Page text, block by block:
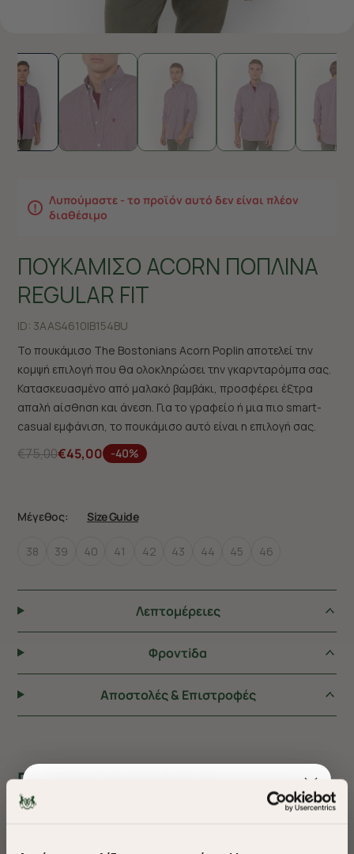
Λυπούμαστε - το προϊόν αυτό δεν είναι πλέον
διαθέσιμο
ΠΟΥΚΑΜΙΣΟ ACORN ΠΟΠΛΙΝΑ
REGULAR FIT
ID: 3AAS4610|B154BU
Το πουκάμισο The Bostonians Acorn Poplin αποτελεί την
κομψή επιλογή που θα ολοκληρώσει την γκαρνταρόμπα σας.
Κατασκευασμένο από μαλακό βαμβάκι, προσφέρει έξτρα
απαλή αίσθηση και άνεση. Για το γραφείο ή μια πιο smart-
casual εμφάνιση, το πουκάμισο αυτό είναι η επιλογή σας.
€75,00€45,00 -40%
Μέγεθος: Size Guide
38 39 40 41 42 43 44 45 46
Λεπτομέρειες
Φροντiδα
Αποστολές & Επιστροφές
ΠΡΟΤΕΙΝΟΥΜΕ ΓΙΑ ΕΣΑΣ